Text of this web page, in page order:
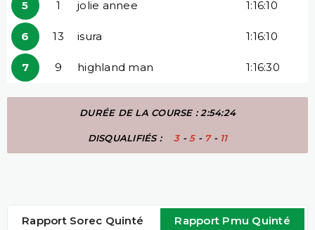
5 1 jolie annee 1:16:10
6 13 isura 1:16:10
7 9 highland man 1:16:30
DURÉE DE LA COURSE : 2:54:24
DISQUALIFIÉS : 3-5- 7- 11
Rapport Sorec Quinté Rapport Pmu Quinté